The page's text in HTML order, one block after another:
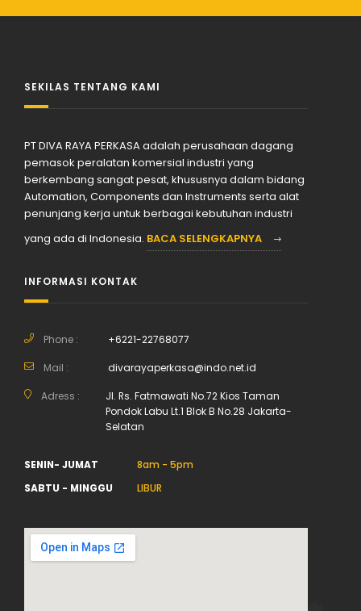
SEKILAS TENTANG KAMI
PT DIVA RAYA PERKASA adalah perusahaan dagang
pemasok peralatan komersial industri yang
berkembang sangat pesat, khususnya dalam bidang
Automation, Components dan Instruments serta alat
penunjang kerja untuk berbagai kebutuhan industri
yang ada di Indonesia. BACA SELENGKAPNYA
INFORMASI KONTAK
Phone : +6221-22768077
Mail : divarayaperkasa@indo.net.id
Adress :
Jl. Rs. Fatmawati No.72 Kios Taman
Pondok Labu Lt.1 Blok B No.28 Jakarta-
Selatan
SENIN- JUMAT
8am - 5pm
SABTU - MINGGU
LIBUR